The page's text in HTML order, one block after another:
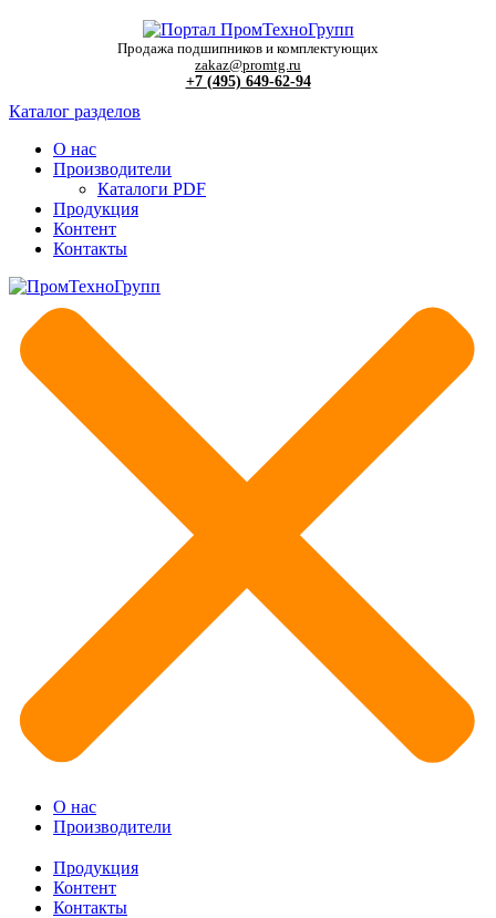
Продажа подшипников и комплектующих
zakaz@promtg.ru
+7 (495) 649-62-94
Каталог разделов
О нас
Производители
Каталоги PDF
Продукция
Контент
Контакты
О нас
Производители
Продукция
Контент
Контакты